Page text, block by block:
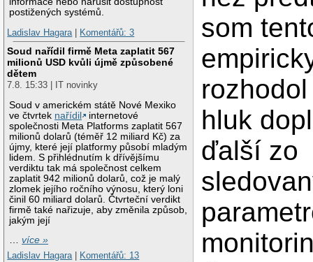
postižených systémů.
Ladislav Hagara| Komentářů: 3
Soud nařídil firmě Meta zaplatit 567
milionů USD kvůli újmě způsobené
dětem
7.8. 15:33 | IT novinky
Soud v americkém státě Nové Mexiko
ve čtvrtek nařídil
internetové
společnosti Meta Platforms zaplatit 567
milionů dolarů (téměř 12 miliard Kč) za
újmy, které její platformy působí mladým
lidem. S přihlédnutím k dřívějšímu
verdiktu tak má společnost celkem
zaplatit 942 milionů dolarů, což je malý
zlomek jejího ročního výnosu, který loni
činil 60 miliard dolarů. Čtvrteční verdikt
firmě také nařizuje, aby změnila způsob,
jakým její
…více »
Ladislav Hagara
Komentářů: 13
som
hluk
ďalší zo